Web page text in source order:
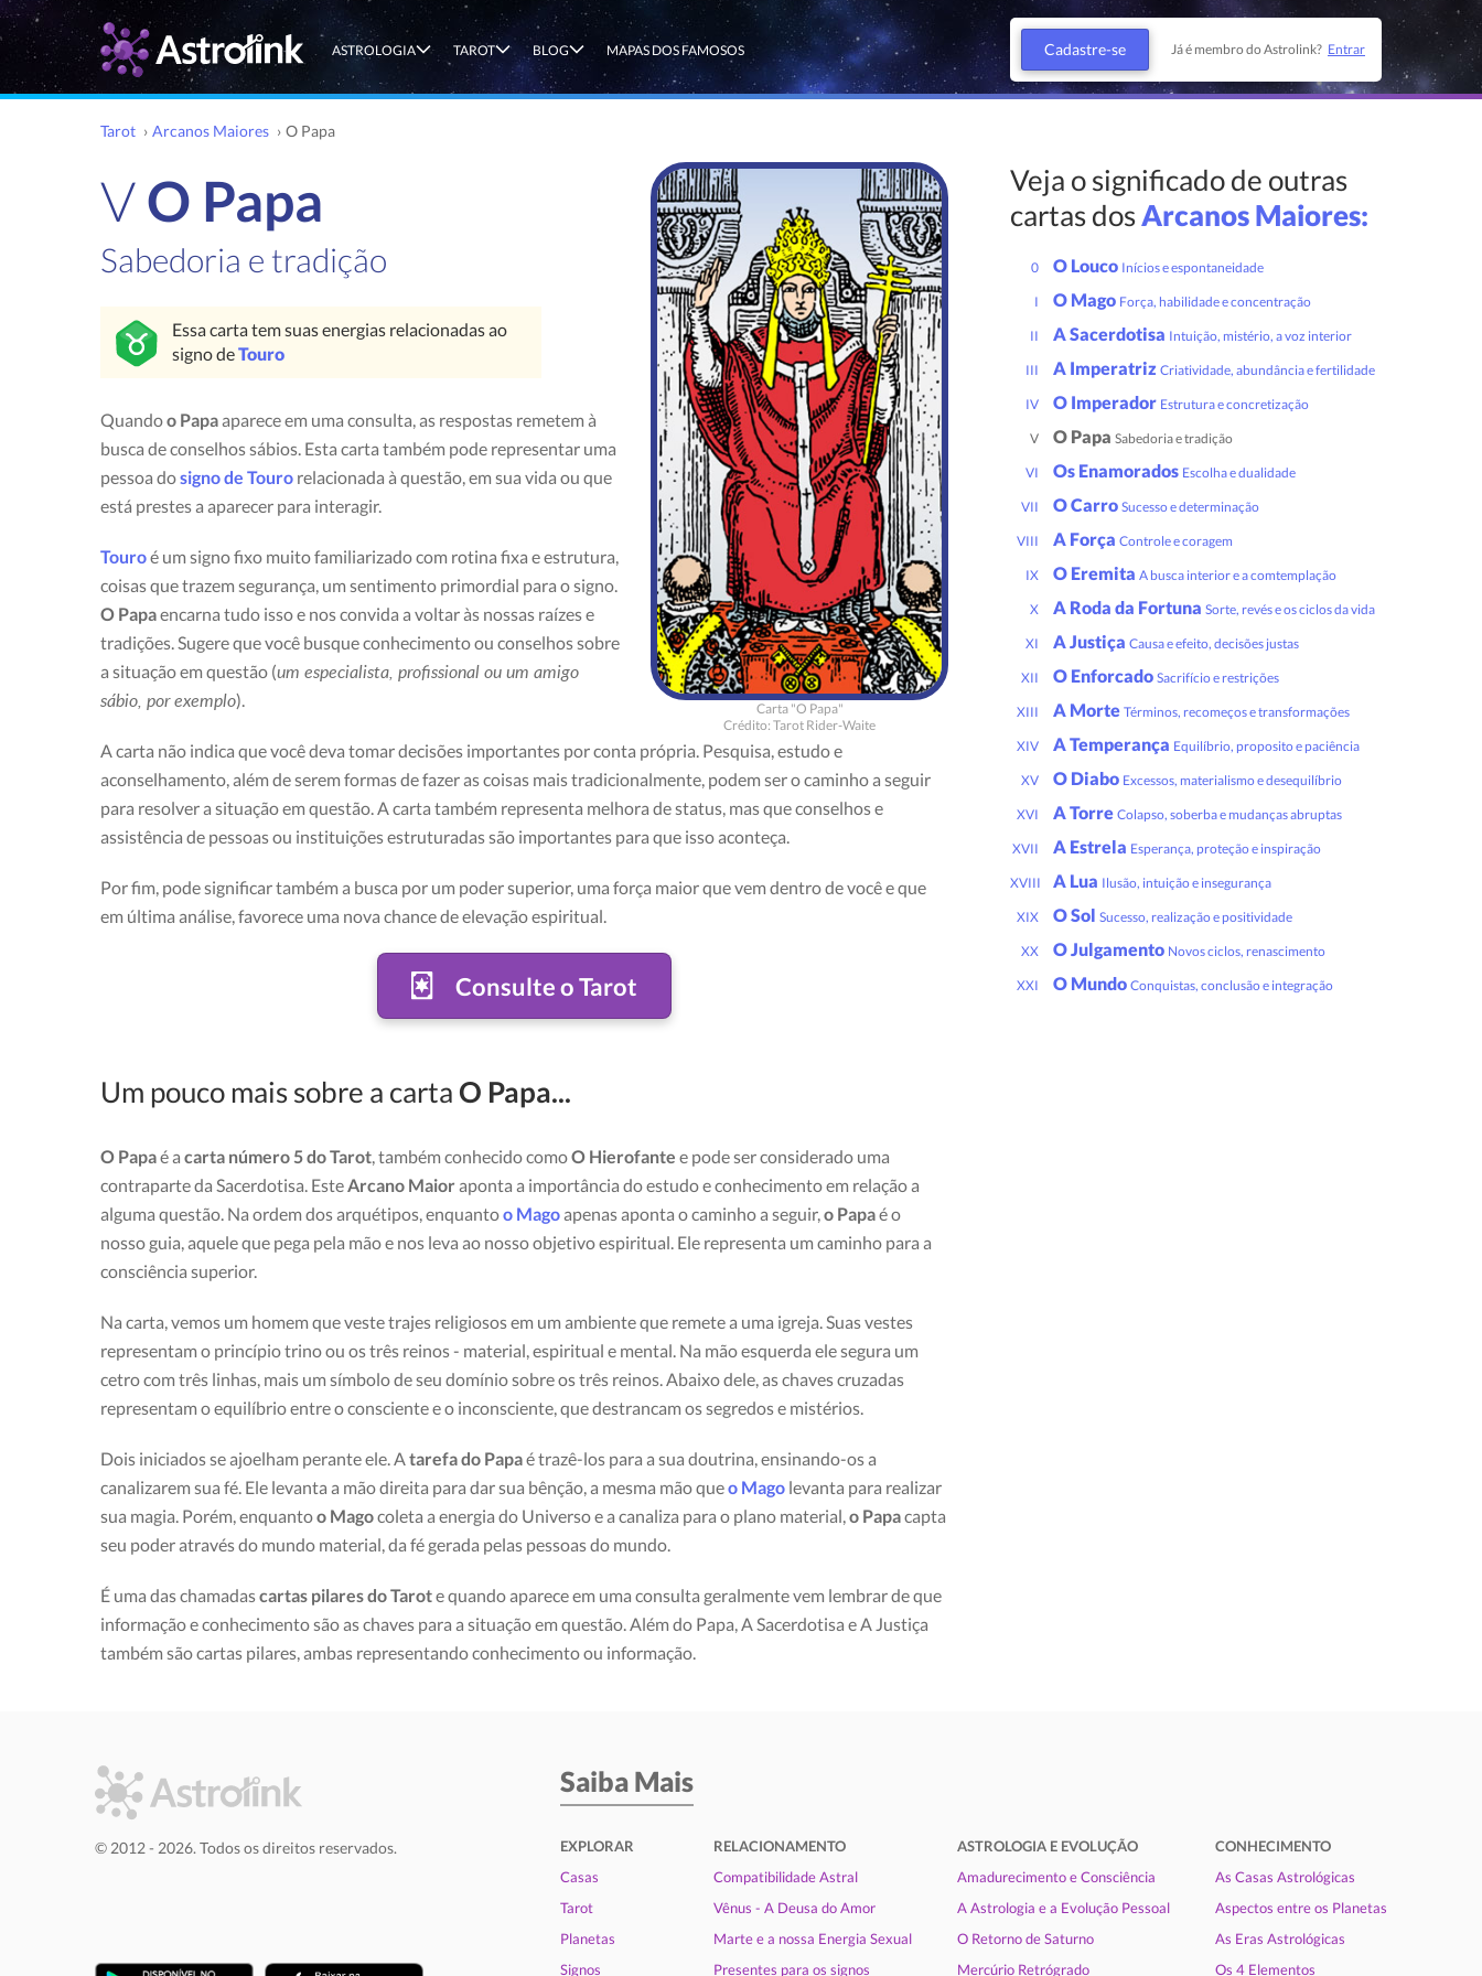
ASTROLOGIA TAROT BLOG MAPAS DOS FAMOSOS Cadastre-se Já é membro do Astrolink? Entrar
Tarot › Arcanos Maiores › O Papa
Carta "O Papa"
Crédito: Tarot Rider-Waite
VO Papa
Sabedoria e tradição
Essa carta tem suas energias relacionadas ao
signo deTouro
Quandoo Papaaparece em uma consulta, as respostas remetem à
busca de conselhos sábios. Esta carta também pode representar uma
pessoa dosigno de Touro relacionada à questão, em sua vida ou que
está prestes a aparecer para interagir.
Touroé um signo fixo muito familiarizado com rotina fixa e estrutura,
coisas que trazem segurança, um sentimento primordial para o signo.
O Papaencarna tudo isso e nos convida a voltar às nossas raízes e
tradições. Sugere que você busque conhecimento ou conselhos sobre
a situação em questão (um especialista, profissional ou um amigo
sábio, por exemplo).
A carta não indica que você deva tomar decisões importantes por conta própria. Pesquisa, estudo e
aconselhamento, além de serem formas de fazer as coisas mais tradicionalmente, podem ser o caminho a seguir
para resolver a situação em questão. A carta também representa melhora de status, mas que conselhos e
assistência de pessoas ou instituições estruturadas são importantes para que isso aconteça.
Por fim, pode significar também a busca por um poder superior, uma força maior que vem dentro de você e que
em última análise, favorece uma nova chance de elevação espiritual.
Consulte o Tarot
Um pouco mais sobre a carta O Papa...
O Papaé a carta número 5 do Tarot, também conhecido comoO Hierofante e pode ser considerado uma
contraparte da Sacerdotisa. EsteArcano Maioraponta a importância do estudo e conhecimento em relação a
alguma questão. Na ordem dos arquétipos, enquantoo Magoapenas aponta o caminho a seguir,o Papaé o
nosso guia, aquele que pega pela mão e nos leva ao nosso objetivo espiritual. Ele representa um caminho para a
consciência superior.
Na carta, vemos um homem que veste trajes religiosos em um ambiente que remete a uma igreja. Suas vestes
representam o princípio trino ou os três reinos - material, espiritual e mental. Na mão esquerda ele segura um
cetro com três linhas, mais um símbolo de seu domínio sobre os três reinos. Abaixo dele, as chaves cruzadas
representam o equilíbrio entre o consciente e o inconsciente, que destrancam os segredos e mistérios.
Dois iniciados se ajoelham perante ele. Atarefa do Papaé trazê-los para a sua doutrina, ensinando-os a
canalizarem sua fé. Ele levanta a mão direita para dar sua bênção, a mesma mão queo Mago levanta para realizar
sua magia. Porém, enquantoo Magocoleta a energia do Universo e a canaliza para o plano material,o Papacapta
seu poder através do mundo material, da fé gerada pelas pessoas do mundo.
É uma das chamadascartas pilares do Tarote quando aparece em uma consulta geralmente vem lembrar de que
informação e conhecimento são as chaves para a situação em questão. Além do Papa, A Sacerdotisa e A Justiça
também são cartas pilares, ambas representando conhecimento ou informação.
Veja o significado de outras
cartas dosArcanos Maiores:
0 O Louco Inícios e espontaneidade
I O Mago Força, habilidade e concentração
II A Sacerdotisa Intuição, mistério, a voz interior
III A Imperatriz Criatividade, abundância e fertilidade
IV O Imperador Estrutura e concretização
V O Papa Sabedoria e tradição
VI Os Enamorados Escolha e dualidade
VII O Carro Sucesso e determinação
VIII A Força Controle e coragem
IX O Eremita A busca interior e a comtemplação
X A Roda da Fortuna Sorte, revés e os ciclos da vida
XI A Justiça Causa e efeito, decisões justas
XII O Enforcado Sacrifício e restrições
XIII A Morte Términos, recomeços e transformações
XIV A Temperança Equilíbrio, proposito e paciência
XV O Diabo Excessos, materialismo e desequilíbrio
XVI A Torre Colapso, soberba e mudanças abruptas
XVII A Estrela Esperança, proteção e inspiração
XVIII A Lua Ilusão, intuição e insegurança
XIX O Sol Sucesso, realização e positividade
XX O Julgamento Novos ciclos, renascimento
XXI O Mundo Conquistas, conclusão e integração
Saiba Mais
EXPLORAR
Casas
Tarot
Planetas
Signos
RELACIONAMENTO
Compatibilidade Astral
Vênus - A Deusa do Amor
Marte e a nossa Energia Sexual
Presentes para os signos
ASTROLOGIA E EVOLUÇÃO
Amadurecimento e Consciência
A Astrologia e a Evolução Pessoal
O Retorno de Saturno
Mercúrio Retrógrado
CONHECIMENTO
As Casas Astrológicas
Aspectos entre os Planetas
As Eras Astrológicas
Os 4 Elementos
© 2012 - 2026. Todos os direitos reservados.